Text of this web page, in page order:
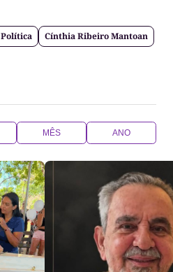
Política
Cínthia Ribeiro Mantoan
MÊS ANO